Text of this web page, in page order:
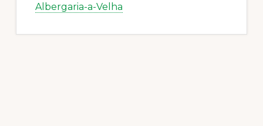
Albergaria-a-Velha